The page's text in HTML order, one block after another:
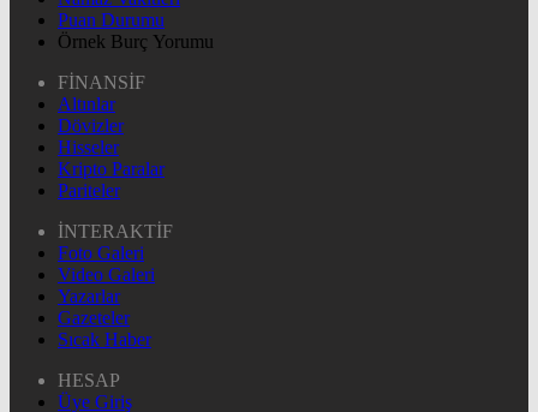
Puan Durumu
Örnek Burç Yorumu
FİNANSİF
Altınlar
Dövizler
Hisseler
Kripto Paralar
Pariteler
İNTERAKTİF
Foto Galeri
Video Galeri
Yazarlar
Gazeteler
Sıcak Haber
HESAP
Üye Giriş